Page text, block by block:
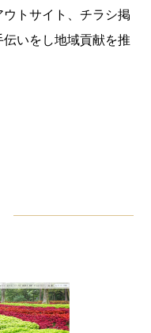
トサイト、チラシ掲
いをし地域貢献を推